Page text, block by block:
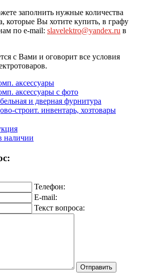
заполнить нужные количества
которые Вы хотите купить, в графу
по e-mail: slavelektro@yandex.ru в
с Вами и оговорит все условия
аксессуары
аксессуары с фото
и дверная фурнитура
строит. инвентарь, хозтовары
наличии
Телефон:
E-mail:
Текст вопроса: